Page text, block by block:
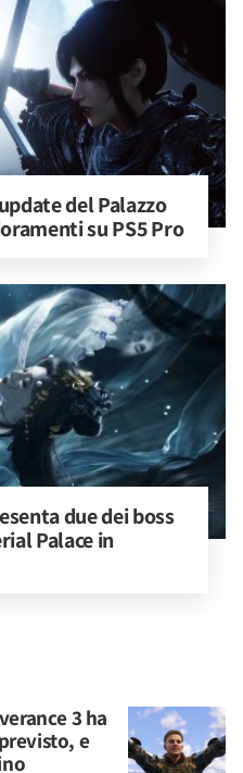
del Palazzo
su PS5 Pro
due dei boss
Palace in
3 ha
e